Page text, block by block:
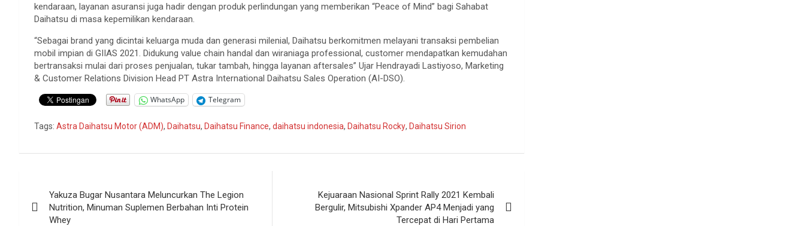
kendaraan, layanan asuransi juga hadir dengan produk perlindungan yang memberikan “Peace of Mind” bagi Sahabat
Daihatsu di masa kepemilikan kendaraan.
“Sebagai brand yang dicintai keluarga muda dan generasi milenial, Daihatsu berkomitmen melayani transaksi pembelian
mobil impian di GIIAS 2021. Didukung value chain handal dan wiraniaga professional, customer mendapatkan kemudahan
bertransaksi mulai dari proses penjualan, tukar tambah, hingga layanan aftersales” Ujar Hendrayadi Lastiyoso, Marketing
& Customer Relations Division Head PT Astra International Daihatsu Sales Operation (AI-DSO).
WhatsApp Telegram
Tags: Astra Daihatsu Motor (ADM), Daihatsu, Daihatsu Finance, daihatsu indonesia, Daihatsu Rocky, Daihatsu Sirion
pos
Yakuza Bugar Nusantara Meluncurkan The Legion
Nutrition, Minuman Suplemen Berbahan Inti Protein
Whey
Kejuaraan Nasional Sprint Rally 2021 Kembali
Bergulir, Mitsubishi Xpander AP4 Menjadi yang
Tercepat di Hari Pertama